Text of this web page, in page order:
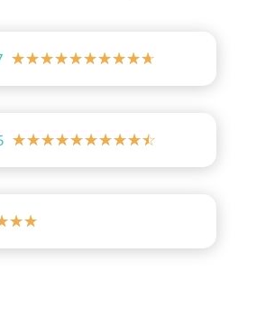
☆☆☆☆☆☆☆☆☆☆
☆☆☆☆☆☆☆☆☆☆
☆☆